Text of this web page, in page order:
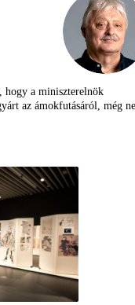
hogy a miniszterelnök
az ámokfutásáról, még